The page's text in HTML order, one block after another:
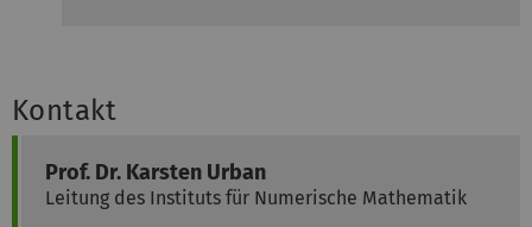
Kontakt
Prof. Dr. Karsten Urban
Leitung des Instituts für Numerische Mathematik